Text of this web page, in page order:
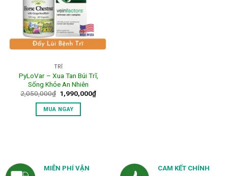
TRĨ
PyLoVar – Xua Tan Búi Trĩ,
Sống Khỏe An Nhiên
2,050,000₫ Giá
gốc
là:
2,050,000₫.
1,990,000₫Giá
MUA NGAY
MIỄN PHÍ VẬN
CAM KẾT CHÍNH